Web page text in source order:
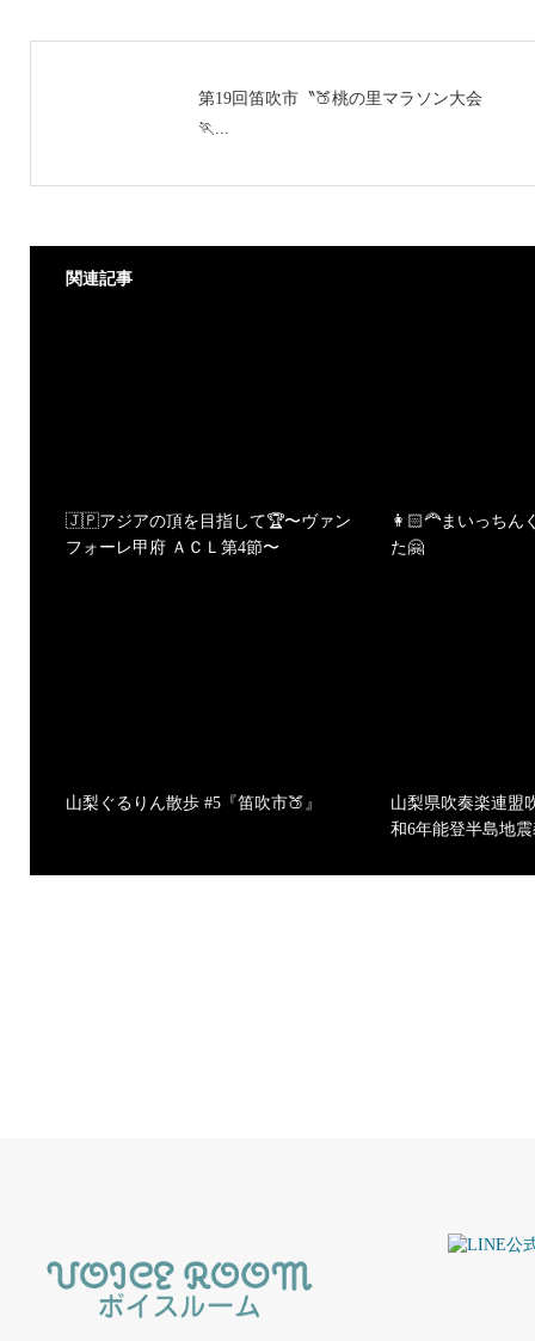
第19回笛吹市〝🍑桃の里マラソン大会
🏃‍...
関連記事
🇯🇵アジアの頂を目指して🏆〜ヴァン
フォーレ甲府 ＡＣＬ第4節〜
👩🏻‍🦰まいっちん
た🤗
山梨ぐるりん散歩 #5『笛吹市🍑』
山梨県吹奏楽連盟
和6年能登半島地